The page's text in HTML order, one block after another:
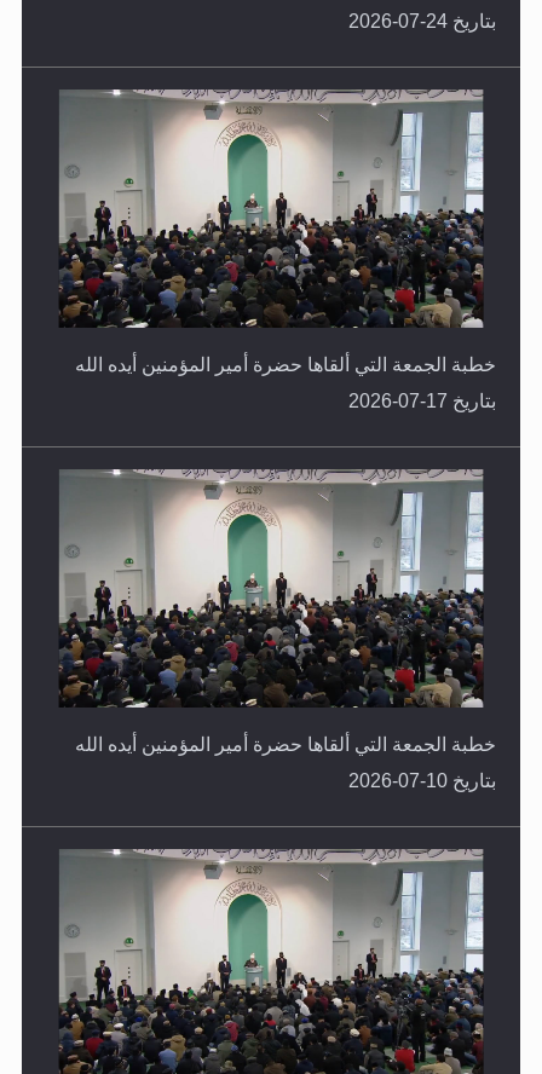
بتاريخ 24-07-2026
خطبة الجمعة التي ألقاها حضرة أمير المؤمنين أيده الله
بتاريخ 17-07-2026
خطبة الجمعة التي ألقاها حضرة أمير المؤمنين أيده الله
بتاريخ 10-07-2026